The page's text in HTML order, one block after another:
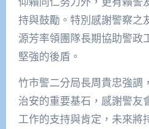
持與鼓勵。特別感謝警察之
源芳率領團隊長期協助警政
堅強的後盾。
竹市警二分局長周貴忠強調
治安的重要基石，感謝警友
工作的支持與肯定，未來將